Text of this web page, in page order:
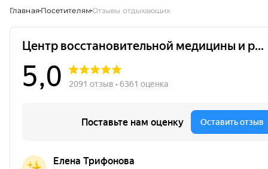
ГлавнаяПосетителямОтзывы отдыхающих